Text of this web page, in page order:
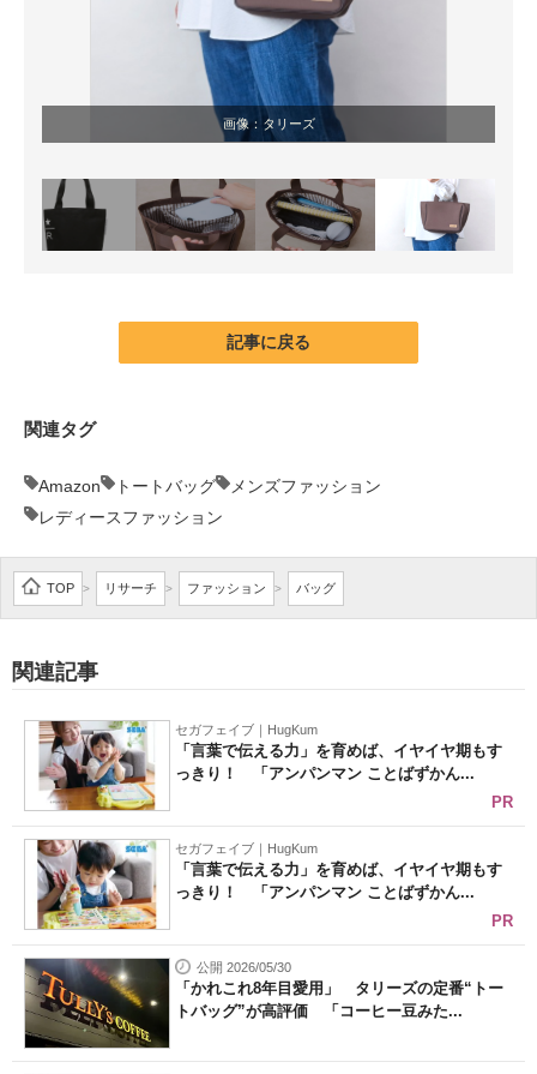
画像：タリーズ
記事に戻る
関連タグ
Amazon トートバッグ
メンズファッション
レディースファッション
TOP > リサーチ > ファッション > バッグ
関連記事
セガフェイブ｜HugKum
「言葉で伝える力」を育めば、イヤイヤ期もす
っきり！ 「アンパンマン ことばずかん...
PR
セガフェイブ｜HugKum
「言葉で伝える力」を育めば、イヤイヤ期もす
っきり！ 「アンパンマン ことばずかん...
PR
公開 2026/05/30
「かれこれ8年目愛用」 タリーズの定番“トー
トバッグ”が高評価 「コーヒー豆みた...